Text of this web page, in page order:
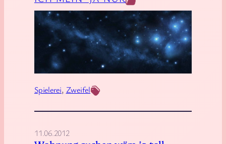
o
i
d
Spielerei, Zweifel
a
i
s
o
11.06.2012